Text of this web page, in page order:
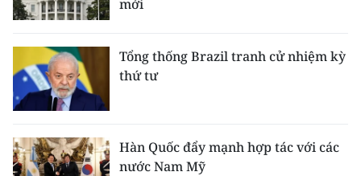
ENGLISH
中文
FRANÇAIS
ESPAÑOL
mới
Tổng thống Brazil tranh cử nhiệm kỳ
thứ tư
Hàn Quốc đẩy mạnh hợp tác với các
nước Nam Mỹ